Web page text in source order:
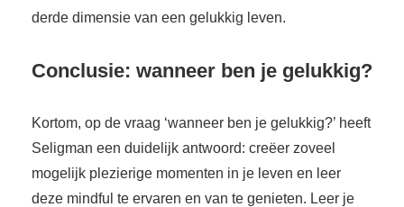
derde dimensie van een gelukkig leven.
Conclusie: wanneer ben je gelukkig?
Kortom, op de vraag ‘wanneer ben je gelukkig?’ heeft
Seligman een duidelijk antwoord: creëer zoveel
mogelijk plezierige momenten in je leven en leer
deze mindful te ervaren en van te genieten. Leer je